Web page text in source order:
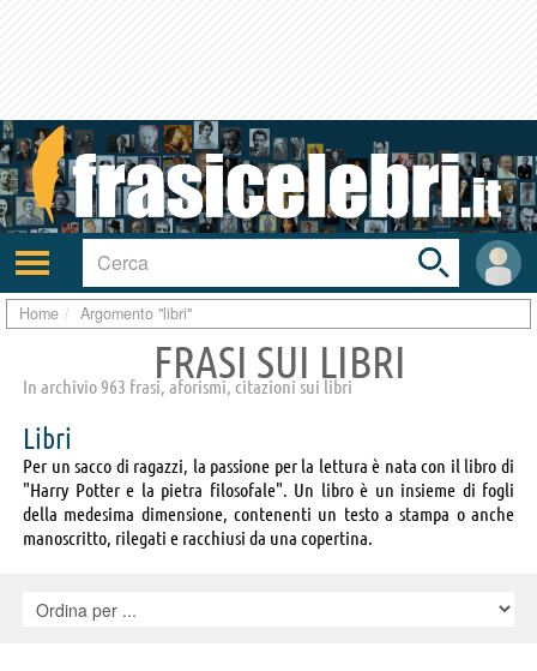
Attiva/disattiva
navigazione
User
area
Toggle
search
bar
Home Argomento "libri"
FRASI SUI LIBRI
In archivio 963 frasi, aforismi, citazioni sui libri
Libri
Per un sacco di ragazzi, la passione per la lettura è nata con il libro di
"Harry Potter e la pietra filosofale". Un libro è un insieme di fogli
della medesima dimensione, contenenti un testo a stampa o anche
manoscritto, rilegati e racchiusi da una copertina.